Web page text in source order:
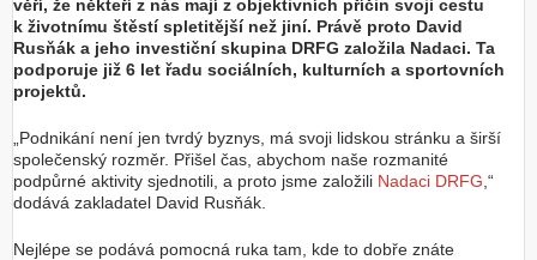
věří, že někteří z nás mají z objektivních příčin svoji cestu
k životnímu štěstí spletitější než jiní. Právě proto David
Rusňák a jeho investiční skupina DRFG založila Nadaci. Ta
podporuje již 6 let řadu sociálních, kulturních a sportovních
projektů.
„Podnikání není jen tvrdý byznys, má svoji lidskou stránku a širší
společenský rozměr. Přišel čas, abychom naše rozmanité
podpůrné aktivity sjednotili, a proto jsme založili Nadaci DRFG ,“
dodává zakladatel David Rusňák.
Nejlépe se podává pomocná ruka tam, kde to dobře znáte